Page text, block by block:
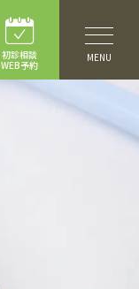
初診相談
WEB予約
MENU